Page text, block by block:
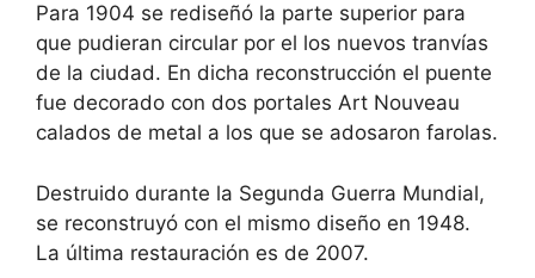
Para 1904 se rediseñó la parte superior para
que pudieran circular por el los nuevos tranvías
de la ciudad. En dicha reconstrucción el puente
fue decorado con dos portales Art Nouveau
calados de metal a los que se adosaron farolas.
Destruido durante la Segunda Guerra Mundial,
se reconstruyó con el mismo diseño en 1948.
La última restauración es de 2007.